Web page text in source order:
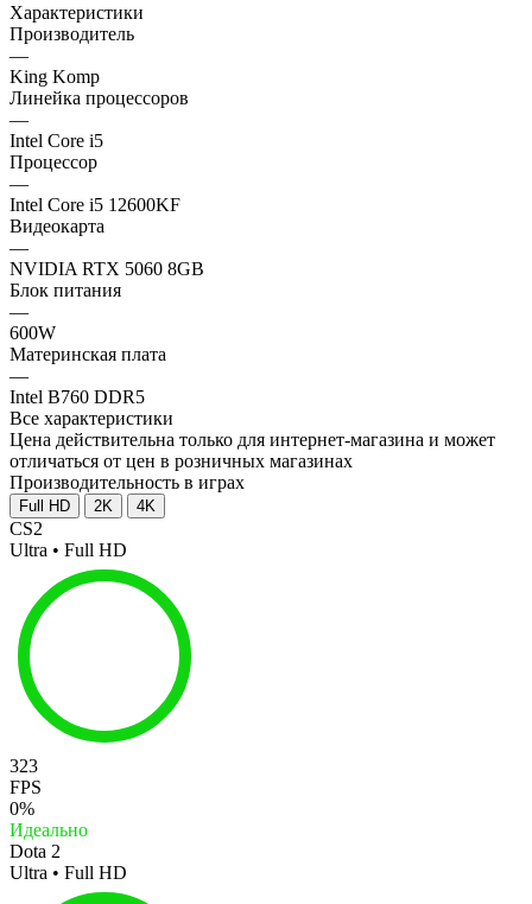
Характеристики
Производитель
—
King Komp
Линейка процессоров
—
Intel Core i5
Процессор
—
Intel Core i5 12600KF
Видеокарта
—
NVIDIA RTX 5060 8GB
Блок питания
—
600W
Материнская плата
—
Intel B760 DDR5
Все характеристики
Цена действительна только для интернет-магазина и может
отличаться от цен в розничных магазинах
Производительность в играх
Full HD 2K 4K
CS2
Ultra • Full HD
323
FPS
0%
Идеально
Dota 2
Ultra • Full HD